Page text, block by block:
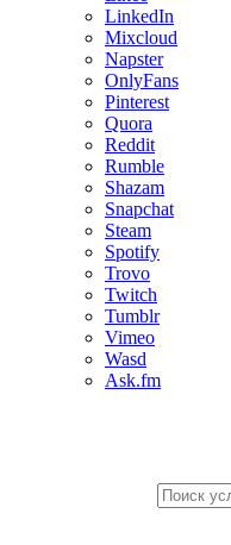
LinkedIn
Mixcloud
Napster
OnlyFans
Pinterest
Quora
Reddit
Rumble
Shazam
Snapchat
Steam
Spotify
Trovo
Twitch
Tumblr
Vimeo
Wasd
Ask.fm